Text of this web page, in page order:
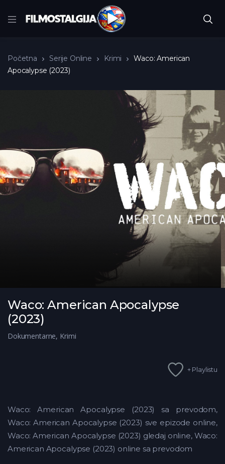
Početna Serije Online Krimi
Waco: American
Apocalypse (2023)
Waco: American Apocalypse
(2023)
Dokumentarne, Krimi
+ Playlistu
Waco: American Apocalypse (2023) sa prevodom,
Waco: American Apocalypse (2023) sve epizode online,
Waco: American Apocalypse (2023) gledaj online, Waco:
American Apocalypse (2023) online sa prevodom